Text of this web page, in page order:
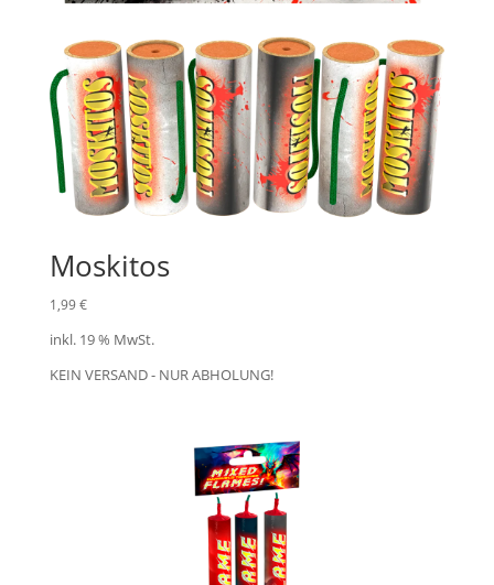
Moskitos
1,99€
inkl. 19 % MwSt.
KEIN VERSAND - NUR ABHOLUNG!